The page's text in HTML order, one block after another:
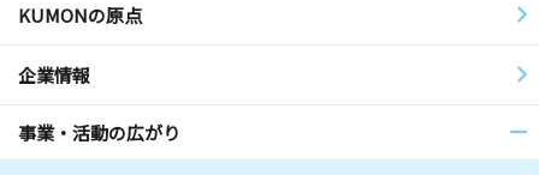
KUMONの原点
企業情報
事業・活動の広がり